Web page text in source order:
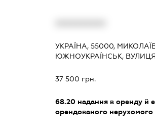
УКРАЇНА, 55000,
ЮЖНОУКРАЇНСЬК,
37 500 грн.
68.20надання в оренду й
орендованого нерухомого